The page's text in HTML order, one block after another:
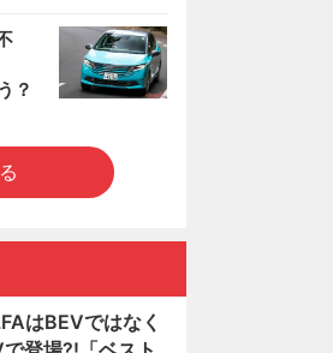
？
はBEVではなく